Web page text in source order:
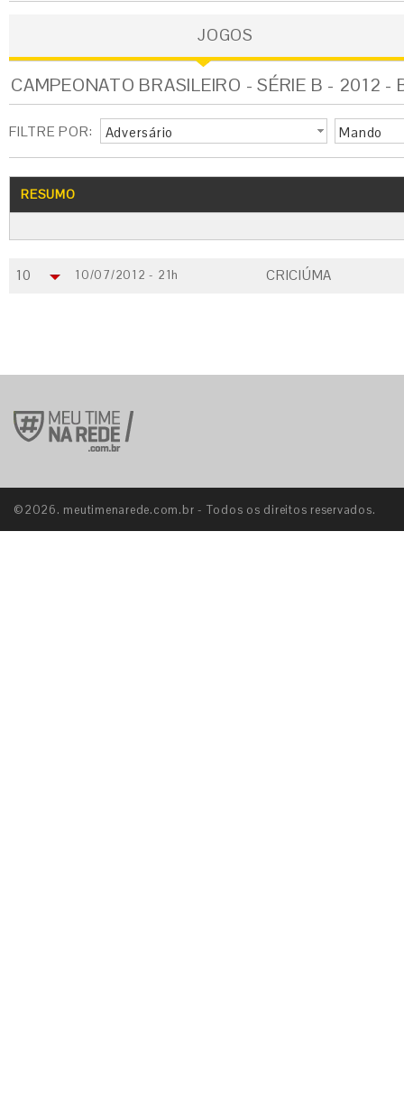
JOGOS
CAMPEONATO BRASILEIRO - SÉRIE B - 2012 -
FILTRE POR: Adversário Mando
RESUMO
10 10/07/2012 - 21h CRICIÚMA
©2026. meutimenarede.com.br - Todos os direitos reservados.